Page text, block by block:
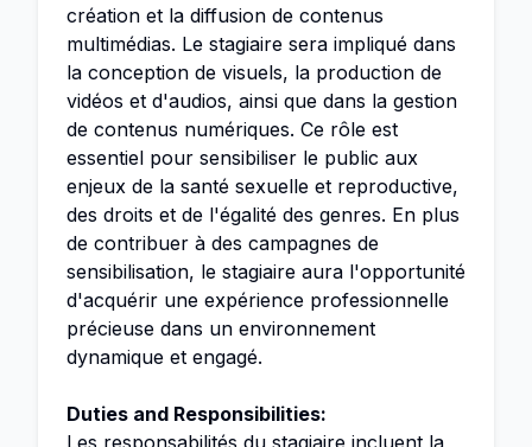
création et la diffusion de contenus
multimédias. Le stagiaire sera impliqué dans
la conception de visuels, la production de
vidéos et d'audios, ainsi que dans la gestion
de contenus numériques. Ce rôle est
essentiel pour sensibiliser le public aux
enjeux de la santé sexuelle et reproductive,
des droits et de l'égalité des genres. En plus
de contribuer à des campagnes de
sensibilisation, le stagiaire aura l'opportunité
d'acquérir une expérience professionnelle
précieuse dans un environnement
dynamique et engagé.
Duties and Responsibilities:
Les responsabilités du stagiaire incluent la